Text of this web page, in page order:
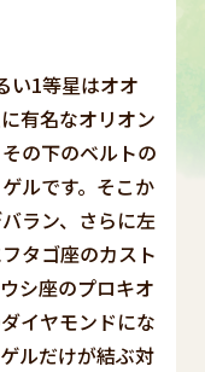
い1等星はオオ
有名なオリオン
の下のベルトの
ルです。そこか
ラン、さらに左
タゴ座のカスト
シ座のプロキオ
イヤモンドにな
ルだけが結ぶ対